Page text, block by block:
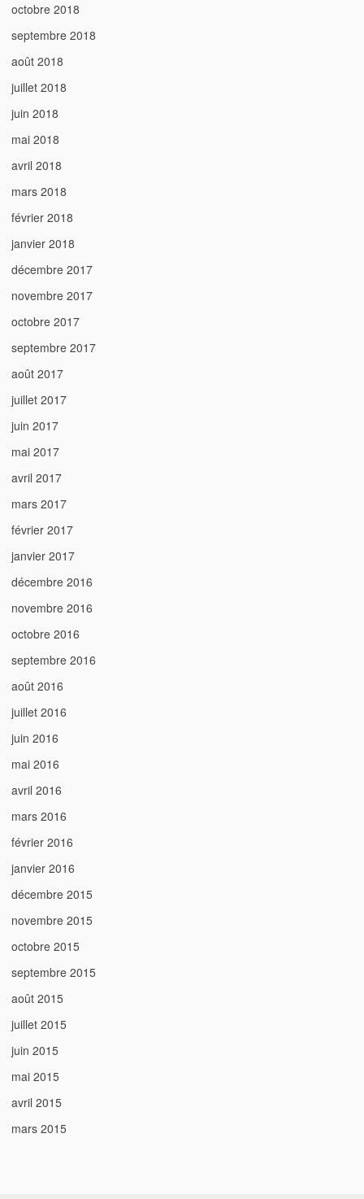
octobre 2018
septembre 2018
août 2018
juillet 2018
juin 2018
mai 2018
avril 2018
mars 2018
février 2018
janvier 2018
décembre 2017
novembre 2017
octobre 2017
septembre 2017
août 2017
juillet 2017
juin 2017
mai 2017
avril 2017
mars 2017
février 2017
janvier 2017
décembre 2016
novembre 2016
octobre 2016
septembre 2016
août 2016
juillet 2016
juin 2016
mai 2016
avril 2016
mars 2016
février 2016
janvier 2016
décembre 2015
novembre 2015
octobre 2015
septembre 2015
août 2015
juillet 2015
juin 2015
mai 2015
avril 2015
mars 2015